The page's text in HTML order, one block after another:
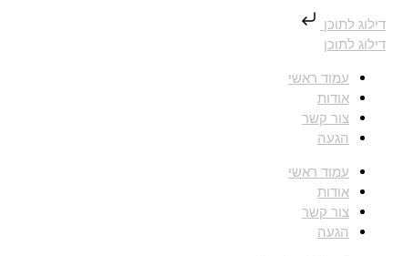
דילוג לתוכן
דילוג לתוכן
עמוד ראשי
אודות
צור קשר
הגעה
עמוד ראשי
אודות
צור קשר
הגעה